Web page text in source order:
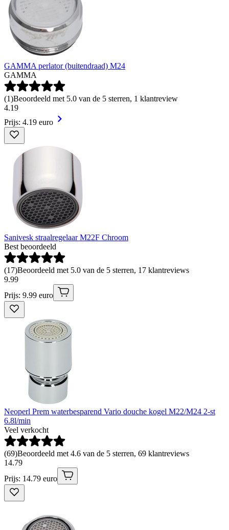
GAMMA perlator (buitendraad) M24
GAMMA
(1)Beoordeeld met 5.0 van de 5 sterren, 1 klantreview
4.19
Prijs: 4.19 euro
Sanivesk straalregelaar M22F Chroom
Best beoordeeld
(17)Beoordeeld met 5.0 van de 5 sterren, 17 klantreviews
9.99
Prijs: 9.99 euro
Neoperl Prem waterbesparend Vario douche kogel M22/M24 2-st
6.8l/min
Veel verkocht
(69)Beoordeeld met 4.6 van de 5 sterren, 69 klantreviews
14.79
Prijs: 14.79 euro